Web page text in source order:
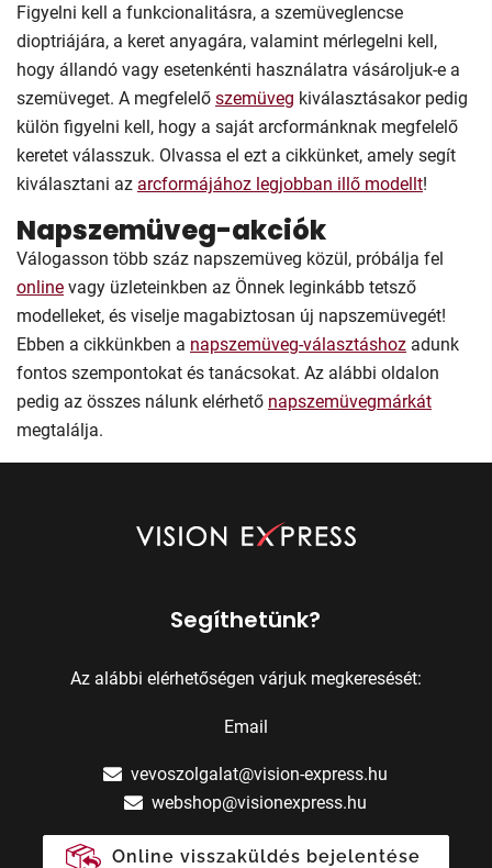
Figyelni kell a funkcionalitásra, a szemüveglencse
dioptriájára, a keret anyagára, valamint mérlegelni kell,
hogy állandó vagy esetenkénti használatra vásároljuk-e a
szemüveget. A megfelelő szemüveg kiválasztásakor pedig
külön figyelni kell, hogy a saját arcformánknak megfelelő
keretet válasszuk. Olvassa el ezt a cikkünket, amely segít
kiválasztani az arcformájához legjobban illő modellt!
Napszemüveg-akciók
Válogasson több száz napszemüveg közül, próbálja fel
online vagy üzleteinkben az Önnek leginkább tetsző
modelleket, és viselje magabiztosan új napszemüvegét!
Ebben a cikkünkben a napszemüveg-választáshoz adunk
fontos szempontokat és tanácsokat. Az alábbi oldalon
pedig az összes nálunk elérhető napszemüvegmárkát
megtalálja.
Segíthetünk?
Az alábbi elérhetőségen várjuk megkeresését:
Email
vevoszolgalat@vision-express.hu
webshop@visionexpress.hu
Online visszaküldés bejelentése